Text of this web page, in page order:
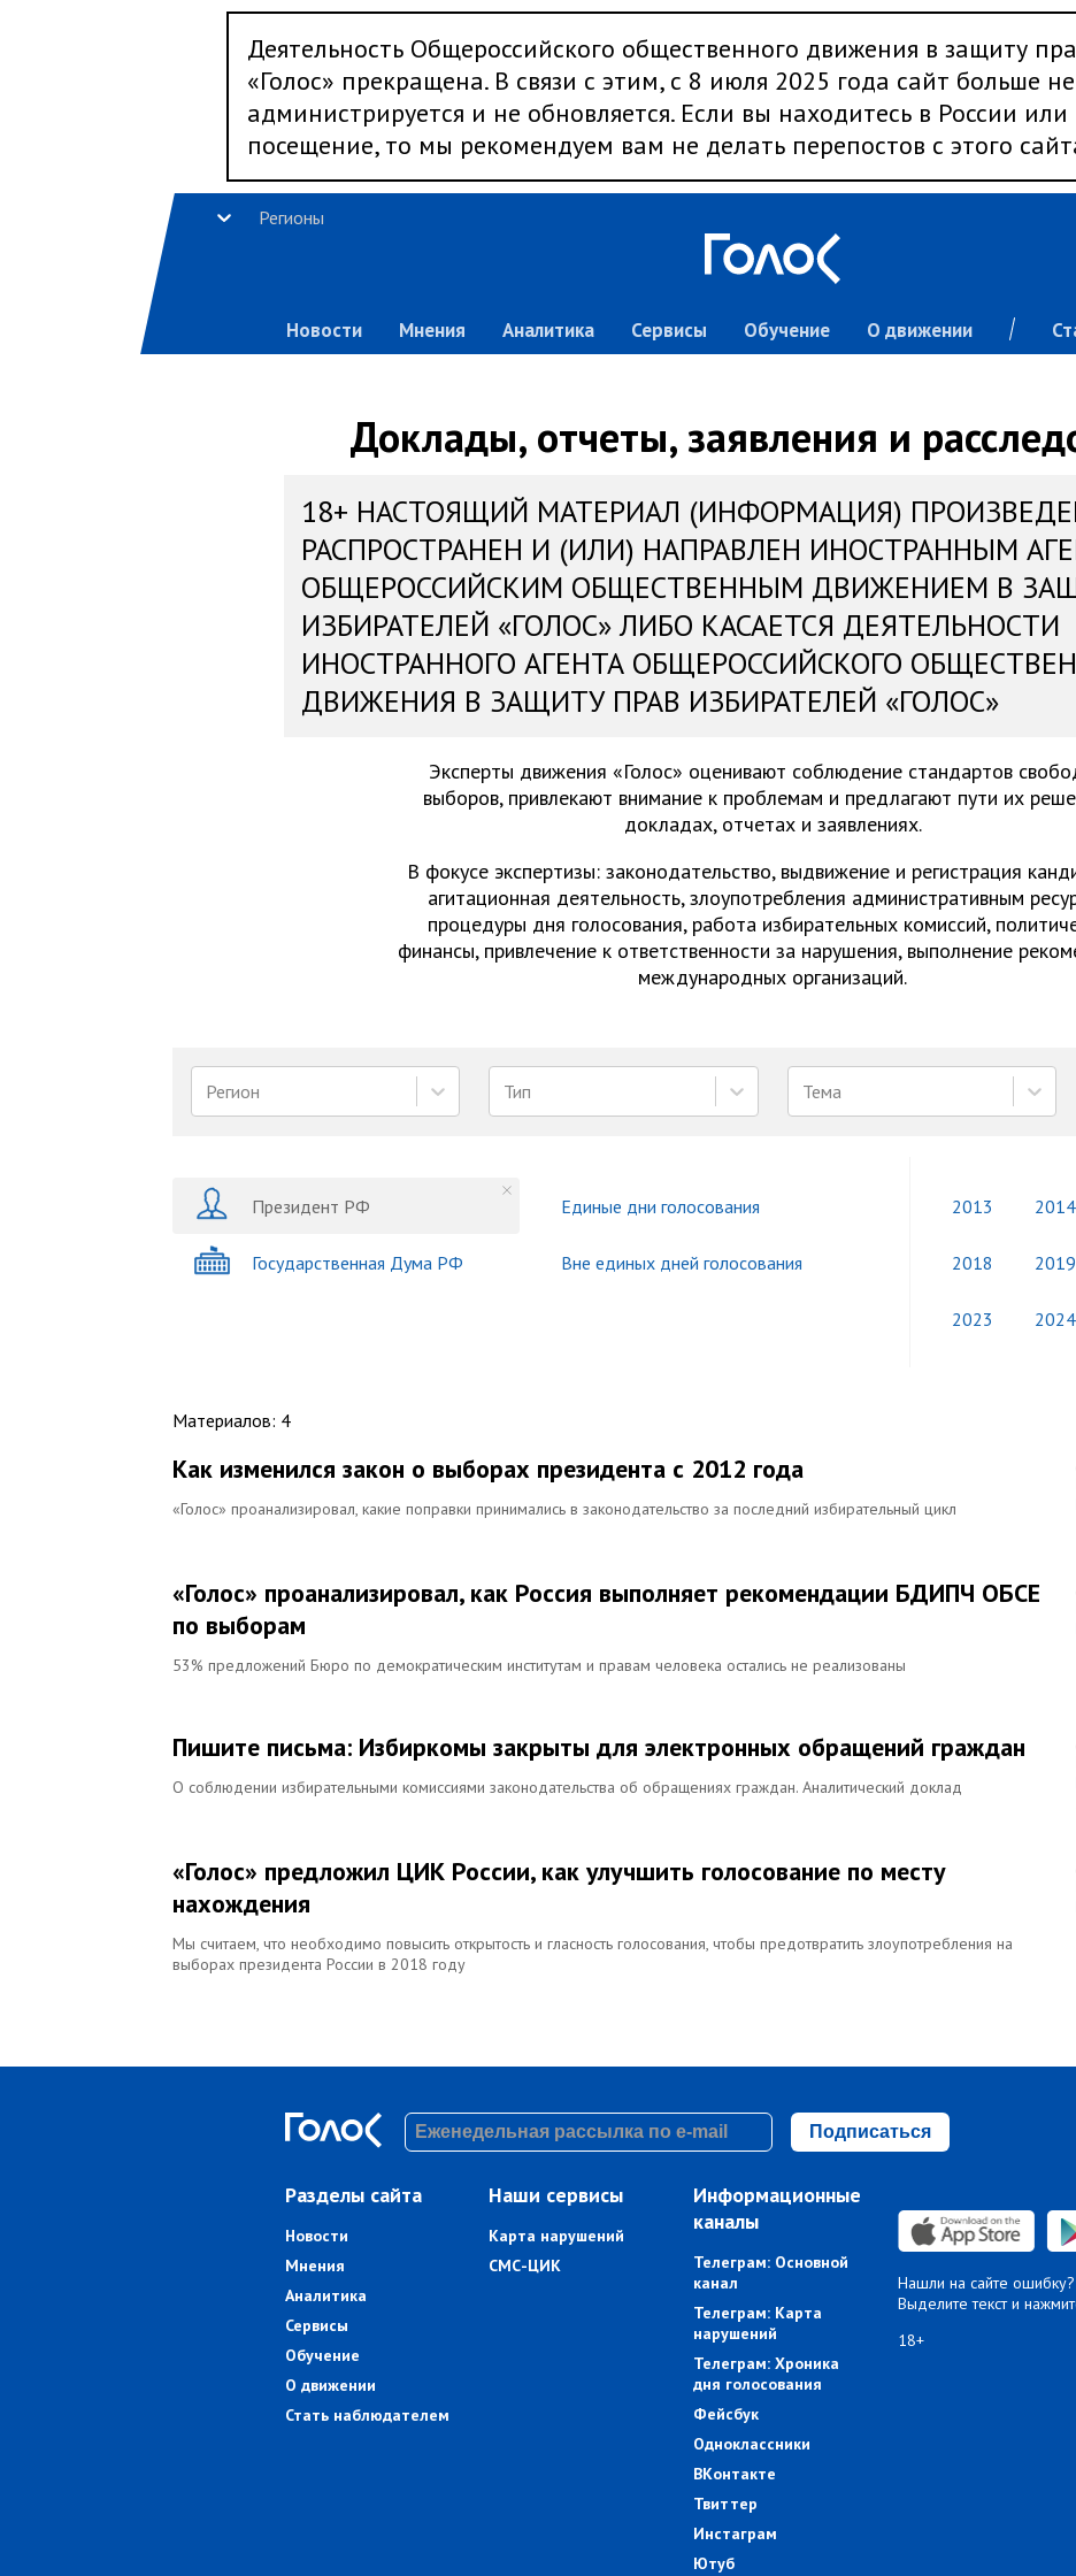
Деятельность Общероссийского общественного движения в защиту
«Голос» прекращена. В связи с этим, с 8 июля 2025 года сайт больше не
администрируется и не обновляется. Если вы находитесь в России
посещение, то мы рекомендуем вам не делать перепостов с этого
Регионы
Новости Мнения Аналитика Сервисы Обучение О движении
Доклады, отчеты, заявления и
18+ НАСТОЯЩИЙ МАТЕРИАЛ (ИНФОРМАЦИЯ)
РАСПРОСТРАНЕН И (ИЛИ) НАПРАВЛЕН ИНОСТРАННЫМ
ОБЩЕРОССИЙСКИМ ОБЩЕСТВЕННЫМ ДВИЖЕНИЕМ В
ИЗБИРАТЕЛЕЙ «ГОЛОС» ЛИБО КАСАЕТСЯ ДЕЯТЕЛЬНОСТИ
ИНОСТРАННОГО АГЕНТА ОБЩЕРОССИЙСКОГО
ДВИЖЕНИЯ В ЗАЩИТУ ПРАВ ИЗБИРАТЕЛЕЙ «ГОЛОС»
Эксперты движения «Голос» оценивают соблюдение стандартов
выборов, привлекают внимание к проблемам и предлагают пути их
докладах, отчетах и заявлениях.
В фокусе экспертизы: законодательство, выдвижение и регистрация
агитационная деятельность, злоупотребления административным
процедуры дня голосования, работа избирательных комиссий,
финансы, привлечение к ответственности за нарушения, выполнение
международных организаций.
Регион Тип Тема
Президент РФ
Государственная Дума РФ
Единые дни голосования
Вне единых дней голосования
2013 2014
2018 2019
2023 2024
Материалов: 4
Как изменился закон о выборах президента с 2012 года
«Голос» проанализировал, какие поправки принимались в законодательство за последний избирательный цикл
«Голос» проанализировал, как Россия выполняет рекомендации БДИПЧ ОБСЕ
по выборам
53% предложений Бюро по демократическим институтам и правам человека остались не реализованы
Пишите письма: Избиркомы закрыты для электронных обращений граждан
О соблюдении избирательными комиссиями законодательства об обращениях граждан. Аналитический доклад
«Голос» предложил ЦИК России, как улучшить голосование по месту
нахождения
Мы считаем, что необходимо повысить открытость и гласность голосования, чтобы предотвратить злоупотребления на
выборах президента России в 2018 году
Подписаться
Разделы сайта
Новости
Мнения
Аналитика
Сервисы
Обучение
О движении
Стать наблюдателем
Наши сервисы
Карта нарушений
СМС-ЦИК
Информационные
каналы
Телеграм: Основной
канал
Телеграм: Карта
нарушений
Телеграм: Хроника
дня голосования
Фейсбук
Одноклассники
ВКонтакте
Твиттер
Инстаграм
Ютуб
Нашли на сайте ошибку?
Выделите текст и
18+